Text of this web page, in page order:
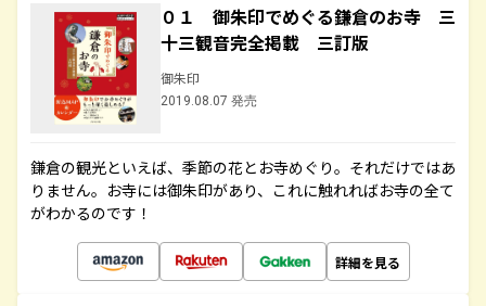
０１ 御朱印でめぐる鎌倉のお寺 三
十三観音完全掲載 三訂版
御朱印
2019.08.07 発売
鎌倉の観光といえば、季節の花とお寺めぐり。それだけではあ
りません。お寺には御朱印があり、これに触れればお寺の全て
がわかるのです！
詳細を見る